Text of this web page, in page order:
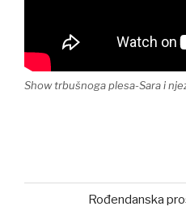
Show trbušnoga plesa-Sara i
Rođendanska